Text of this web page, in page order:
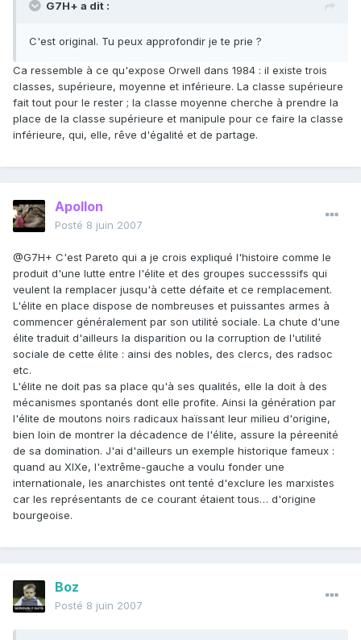
G7H+ a dit :
C'est original. Tu peux approfondir je te prie ?
Ca ressemble à ce qu'expose Orwell dans 1984 : il existe trois
classes, supérieure, moyenne et inférieure. La classe supérieure
fait tout pour le rester ; la classe moyenne cherche à prendre la
place de la classe supérieure et manipule pour ce faire la classe
inférieure, qui, elle, rêve d'égalité et de partage.
Apollon
Posté 8 juin 2007
@G7H+ C'est Pareto qui a je crois expliqué l'histoire comme le
produit d'une lutte entre l'élite et des groupes successsifs qui
veulent la remplacer jusqu'à cette défaite et ce remplacement.
L'élite en place dispose de nombreuses et puissantes armes à
commencer généralement par son utilité sociale. La chute d'une
élite traduit d'ailleurs la disparition ou la corruption de l'utilité
sociale de cette élite : ainsi des nobles, des clercs, des radsoc
etc.
L'élite ne doit pas sa place qu'à ses qualités, elle la doit à des
mécanismes spontanés dont elle profite. Ainsi la génération par
l'élite de moutons noirs radicaux haïssant leur milieu d'origine,
bien loin de montrer la décadence de l'élite, assure la péreenité
de sa domination. J'ai d'ailleurs un exemple historique fameux :
quand au XIXe, l'extrême-gauche a voulu fonder une
internationale, les anarchistes ont tenté d'exclure les marxistes
car les représentants de ce courant étaient tous… d'origine
bourgeoise.
Boz
Posté 8 juin 2007